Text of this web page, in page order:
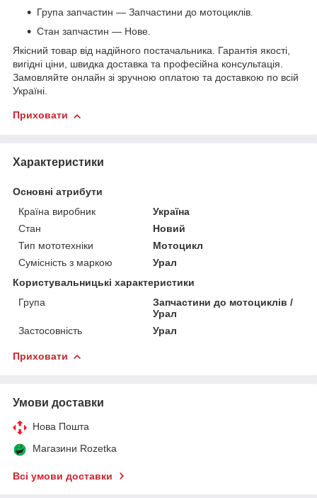
Група запчастин — Запчастини до мотоциклів.
Стан запчастин — Нове.
Якісний товар від надійного постачальника. Гарантія якості,
вигідні ціни, швидка доставка та професійна консультація.
Замовляйте онлайн зі зручною оплатою та доставкою по всій
Україні.
Приховати
Характеристики
Основні атрибути
Країна виробник
Україна
Стан
Новий
Тип мототехніки
Мотоцикл
Сумісність з маркою
Урал
Користувальницькі характеристики
Група
Запчастини до мотоциклів /
Урал
Застосовність
Урал
Приховати
Умови доставки
Нова Пошта
Магазини Rozetka
Всі умови доставки